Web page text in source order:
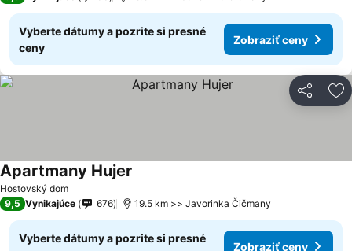
Vyberte dátumy a pozrite si presné
ceny
Zobraziť ceny
Zdieľať
Hosťovský dom
Apartmany Hujer
9,5 Vynikajúce 676 19.5 km >> Javorinka Čičmany
Vyberte dátumy a pozrite si presné
Zobraziť ceny